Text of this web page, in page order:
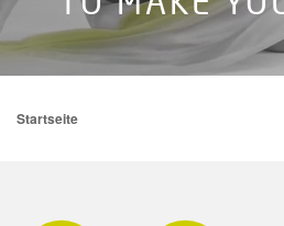
Startseite